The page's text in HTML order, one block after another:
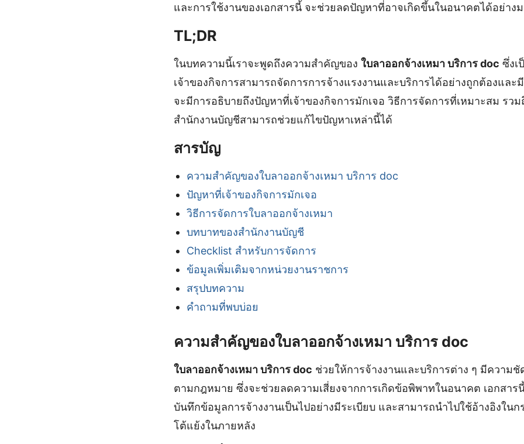
และการใช้งานของเอกสารนี้ จะช่วยลดปัญหาที่อาจเกิดขึ้นในอนาคตได้อย่าง
TL;DR
ในบทความนี้เราจะพูดถึงความสำคัญของ ใบลาออกจ้างเหมา บริการ doc ซึ่งเ
เจ้าของกิจการสามารถจัดการการจ้างแรงงานและบริการได้อย่างถูกต้องและ
จะมีการอธิบายถึงปัญหาที่เจ้าของกิจการมักเจอ วิธีการจัดการที่เหมาะสม รวม
สำนักงานบัญชีสามารถช่วยแก้ไขปัญหาเหล่านี้ได้
สารบัญ
ความสำคัญของใบลาออกจ้างเหมา บริการ doc
ปัญหาที่เจ้าของกิจการมักเจอ
วิธีการจัดการใบลาออกจ้างเหมา
บทบาทของสำนักงานบัญชี
Checklist สำหรับการจัดการ
ข้อมูลเพิ่มเติมจากหน่วยงานราชการ
สรุปบทความ
คำถามที่พบบ่อย
ความสำคัญของใบลาออกจ้างเหมา บริการ doc
ใบลาออกจ้างเหมา บริการ doc ช่วยให้การจ้างงานและบริการต่าง ๆ มีความชั
ตามกฎหมาย ซึ่งจะช่วยลดความเสี่ยงจากการเกิดข้อพิพาทในอนาคต เอกสาร
บันทึกข้อมูลการจ้างงานเป็นไปอย่างมีระเบียบ และสามารถนำไปใช้อ้างอิงใ
โต้แย้งในภายหลัง